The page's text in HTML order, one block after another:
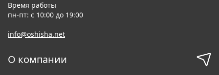
Время работы
пн-пт: с 10:00 до 19:00
info@oshisha.net
О компании